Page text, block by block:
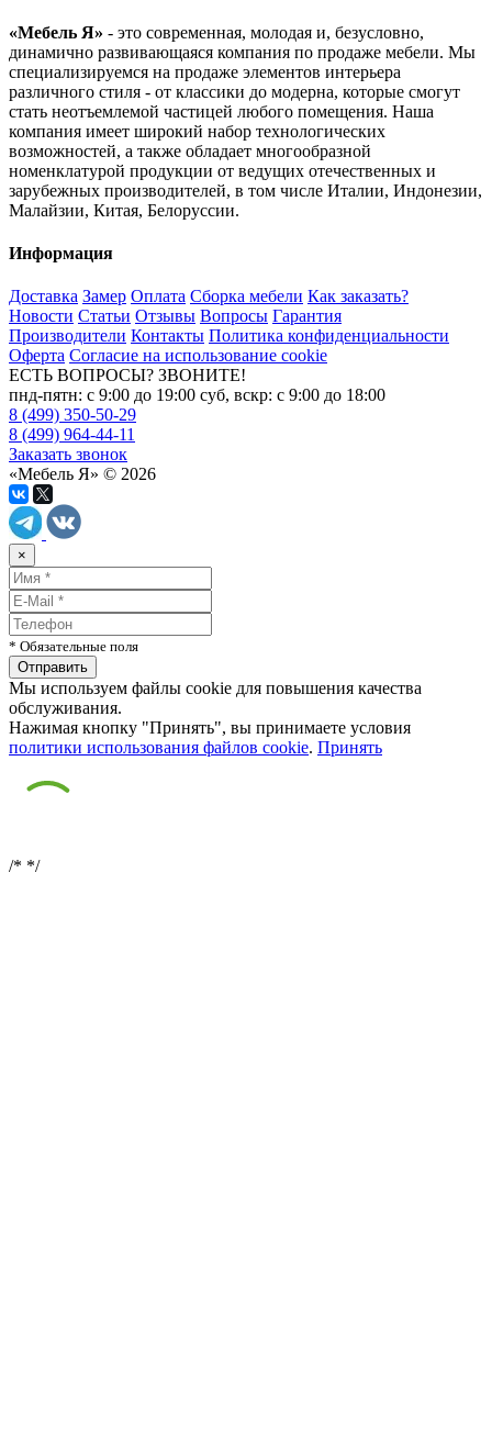
«Мебель Я» - это современная, молодая и, безусловно,
динамично развивающаяся компания по продаже мебели. Мы
специализируемся на продаже элементов интерьера
различного стиля - от классики до модерна, которые смогут
стать неотъемлемой частицей любого помещения. Наша
компания имеет широкий набор технологических
возможностей, а также обладает многообразной
номенклатурой продукции от ведущих отечественных и
зарубежных производителей, в том числе Италии, Индонезии,
Малайзии, Китая, Белоруссии.
Информация
Доставка Замер Оплата Сборка мебели Как заказать?
Новости Статьи Отзывы Вопросы Гарантия
Производители Контакты Политика конфиденциальности
Оферта Согласие на использование cookie
ЕСТЬ ВОПРОСЫ? ЗВОНИТЕ!
пнд-пятн: с 9:00 до 19:00 суб, вскр: с 9:00 до 18:00
8 (499) 350-50-29
8 (499) 964-44-11
Заказать звонок
«Мебель Я» © 2026
×
* Обязательные поля
Мы используем файлы cookie для повышения качества
обслуживания.
Нажимая кнопку "Принять", вы принимаете условия
политики использования файлов cookie. Принять
/* */